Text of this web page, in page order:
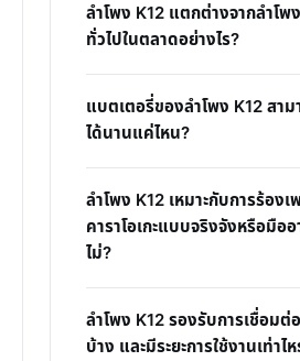
ลำโพง K12 แตกต่างจากลำโ
ทั่วไปในตลาดอย่างไร?
แบตเตอรี่ของลำโพง K12 สาม
ได้นานแค่ไหน?
ลำโพง K12 เหมาะกับการร้องเ
คาราโอเกะแบบจริงจังหรือมือ
ไม่?
ลำโพง K12 รองรับการเชื่อมต่
บ้าง และมีระยะการใช้งานเท่าไ